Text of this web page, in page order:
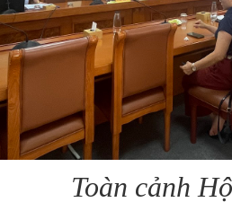
Toàn cảnh